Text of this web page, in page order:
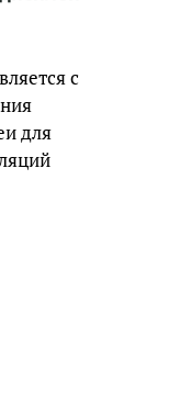
с
для